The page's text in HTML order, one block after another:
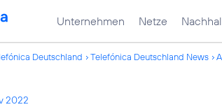
Unternehmen Netze
Deutschland Telefónica Deutschland News
2022